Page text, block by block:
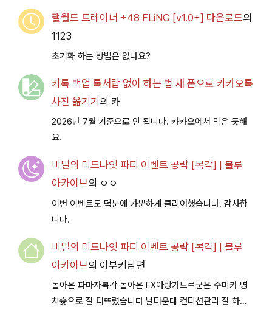
팰월드 트레이너 +48 FLiNG [v1.0+] 다운로드의
1123
초기화 하는 방법은 없나요?
카톡 백업 톡서랍 없이 하는 법 새 폰으로 카카오톡
사진 옮기기 의 카
2026년 7월 기준으로 안 됩니다. 카카오에서 막은 듯해
요.
비밀의 미드나잇 파티 이벤트 공략 [복각] | 블루
아카이브의 ㅇㅇ
이번 이벤트도 덕분에 가뿐하게 클리어했습니다. 감사합
니다.
비밀의 미드나잇 파티 이벤트 공략 [복각] | 블루
아카이브의 이부키남편
돌아온 파마자복각 돌아온 EX아방가드르군은 수미카 명
치슛으로 잘 터뜨렸습니다 날더운데 컨디션관리 잘 하시